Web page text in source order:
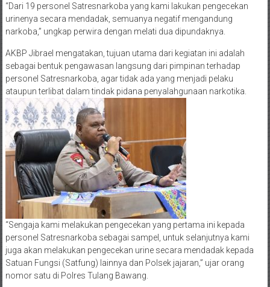
“Dari 19 personel Satresnarkoba yang kami lakukan pengecekan
urinenya secara mendadak, semuanya negatif mengandung
narkoba,” ungkap perwira dengan melati dua dipundaknya.
AKBP Jibrael mengatakan, tujuan utama dari kegiatan ini adalah
sebagai bentuk pengawasan langsung dari pimpinan terhadap
personel Satresnarkoba, agar tidak ada yang menjadi pelaku
ataupun terlibat dalam tindak pidana penyalahgunaan narkotika.
“Sengaja kami melakukan pengecekan yang pertama ini kepada
personel Satresnarkoba sebagai sampel, untuk selanjutnya kami
juga akan melakukan pengecekan urine secara mendadak kepada
Satuan Fungsi (Satfung) lainnya dan Polsek jajaran,” ujar orang
nomor satu di Polres Tulang Bawang.